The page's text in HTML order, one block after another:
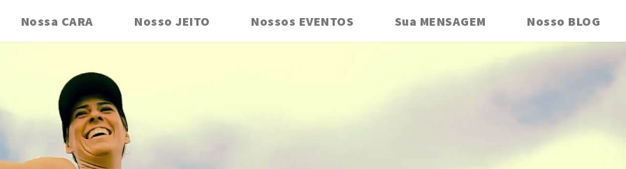
Nossa CARA Nosso JEITO Nossos EVENTOS Sua MENSAGEM Nosso BLOG